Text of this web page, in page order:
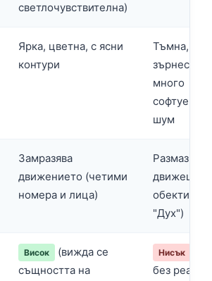
светлочувствителна)
Ярка, цветна, с ясни
контури
Тъмна,
зърнеста, с
много
софтуерен
шум
Замразява
движението (четими
номера и лица)
Размазва
обекти
"Дух")
Висок
(вижда се
същността на
Нисък
без реално